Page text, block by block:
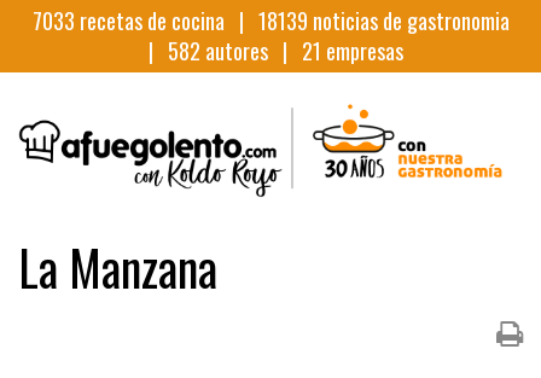
7033 recetas de cocina | 18139 noticias de gastronomia
| 582 autores | 21 empresas
La Manzana